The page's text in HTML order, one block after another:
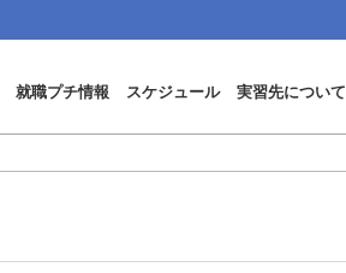
就職プチ情報 スケジュール 実習先について